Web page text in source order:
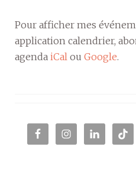
Pour afficher mes
application calendrier,
agenda iCal ou Google.